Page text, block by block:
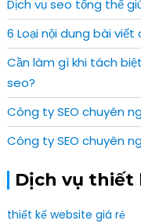
Dịch vụ seo tổng thể
6 Loại nội dung bài
Cần làm gì khi tách
seo?
Công ty SEO chuyên
Công ty SEO chuyên
Dịch vụ thiết
thiết kế website giá rẻ